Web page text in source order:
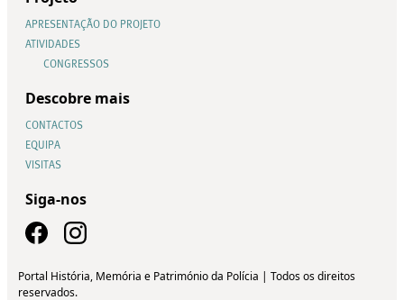
APRESENTAÇÃO DO PROJETO
ATIVIDADES
CONGRESSOS
Descobre mais
CONTACTOS
EQUIPA
VISITAS
Siga-nos
Portal História, Memória e Património da Polícia | Todos os direitos
reservados.